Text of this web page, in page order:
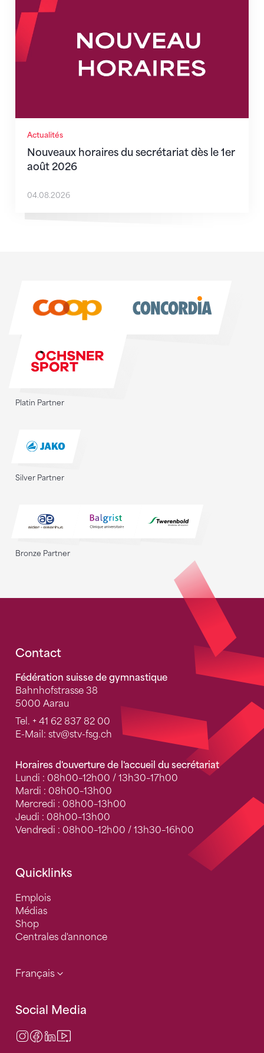
Actualités
Nouveaux horaires du secrétariat dès le 1er
août 2026
04.08.2026
Platin Partner
Silver Partner
Bronze Partner
Fusszeile
Contact
Fédération suisse de gymnastique
Bahnhofstrasse 38
5000 Aarau
Tel. + 41 62 837 82 00
E-Mail: stv@stv-fsg.ch
Horaires d'ouverture de l'accueil du secrétariat
Lundi : 08h00–12h00 / 13h30–17h00
Mardi : 08h00–13h00
Mercredi : 08h00–13h00
Jeudi : 08h00–13h00
Vendredi : 08h00–12h00 / 13h30–16h00
Quicklinks
Emplois
Médias
Shop
Centrales d'annonce
Français
Social Media
Instagram
Facebook
LinkedIn